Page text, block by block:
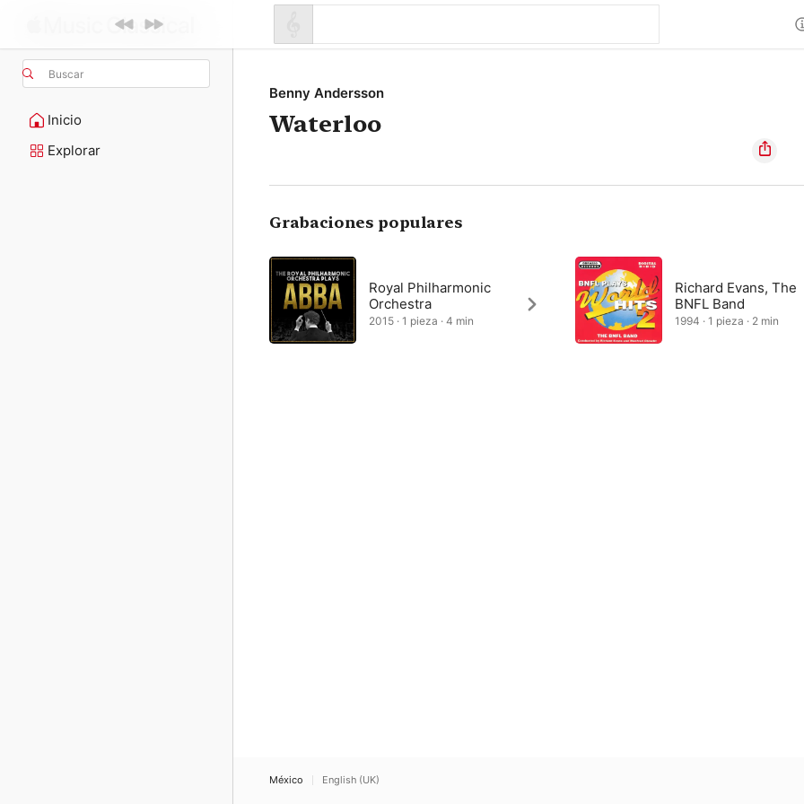
Buscar
Inicio
Explorar
Benny Andersson
Waterloo
Grabaciones populares
Royal Philharmonic
Orchestra
2015 · 1 pieza · 4 min
Richard Evans, The
BNFL Band
1994 · 1 pieza · 2 min
México English (UK)